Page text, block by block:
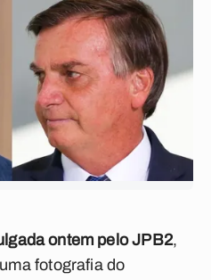
ontem pelo JPB2,
fotografia do